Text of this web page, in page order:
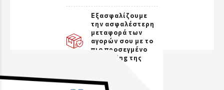
Εξασφαλίζουμε
την ασφαλέστερη
μεταφορά των
αγορών σου με το
πιο προσεγμένο
packaging της